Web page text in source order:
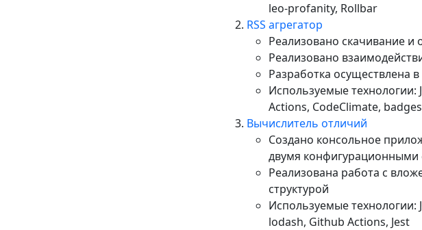
leo-profanity, Rollbar
RSS агрегатор
Реализовано скачивание и
Реализовано
Разработка осуществлена
Используемые технологии:
Actions, CodeClimate,
Вычислитель отличий
Cоздано консольное
двумя конфигурационными
Реализована работа с
структурой
Используемые технологии:
lodash, Github Actions, Jest